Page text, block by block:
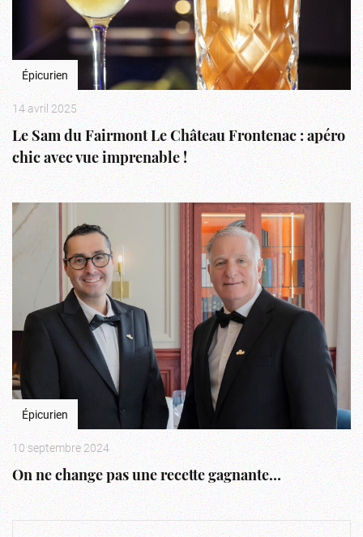
Épicurien
14 avril 2025
Le Sam du Fairmont Le Château Frontenac : apéro
chic avec vue imprenable !
Épicurien
10 septembre 2024
On ne change pas une recette gagnante…